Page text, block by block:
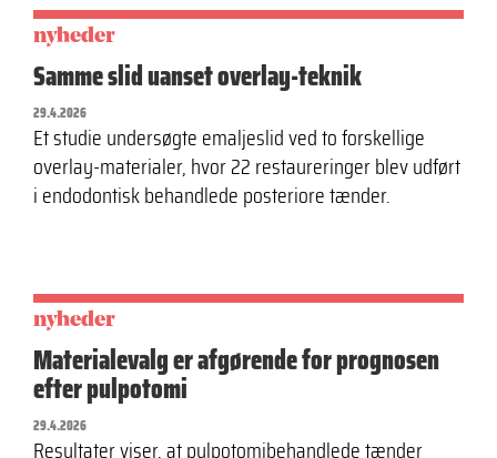
nyheder
Samme slid uanset overlay-teknik
29.4.2026
Et studie undersøgte emaljeslid ved to forskellige
overlay-materialer, hvor 22 restaureringer blev udført
i endodontisk behandlede posteriore tænder.
nyheder
Materialevalg er afgørende for prognosen
efter pulpotomi
29.4.2026
Resultater viser, at pulpotomibehandlede tænder